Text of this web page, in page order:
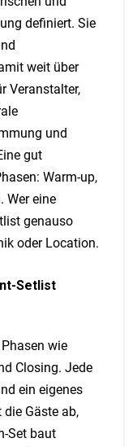
definiert. Sie
weit über
Veranstalter,
und
gut
Warm-up,
Wer eine
genauso
oder Location.
Setlist
wie
Closing. Jede
ein eigenes
die Gäste ab,
Set baut